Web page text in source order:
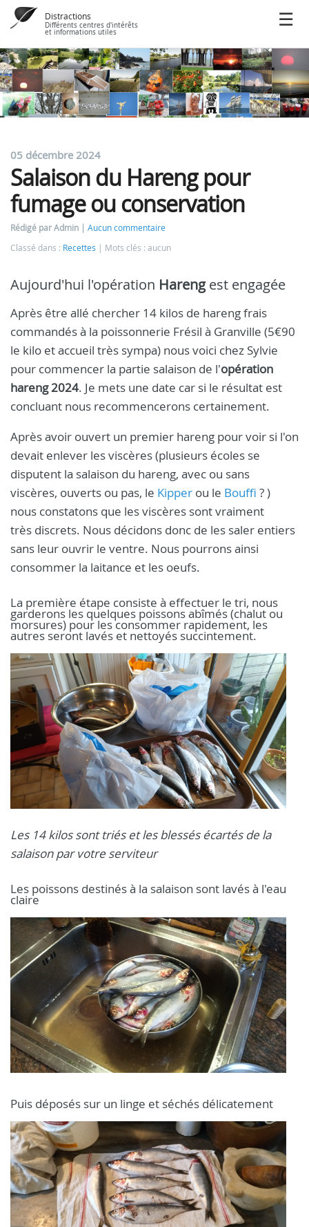
Distractions
Différents centres d'intérêts
et informations utiles
05 décembre 2024
Salaison du Hareng pour
fumage ou conservation
Rédigé par Admin
Aucun commentaire
Classé dans : Recettes Mots clés : aucun
Aujourd'hui l'opération Harengest engagée
Après être allé chercher 14 kilos de hareng frais
commandés à la poissonnerie Frésil à Granville (5€90
le kilo et accueil très sympa) nous voici chez Sylvie
pour commencer la partie salaison de l'opération
hareng 2024. Je mets une date car si le résultat est
concluant nous recommencerons certainement.
Après avoir ouvert un premier hareng pour voir si l'on
devait enlever les viscères (plusieurs écoles se
disputent la salaison du hareng, avec ou sans
viscères, ouverts ou pas, le Kipper ou le Bouffi ? )
nous constatons que les viscères sont vraiment
très discrets. Nous décidons donc de les saler entiers
sans leur ouvrir le ventre. Nous pourrons ainsi
consommer la laitance et les oeufs.
La première étape consiste à effectuer le tri, nous
garderons les quelques poissons abîmés (chalut ou
morsures) pour les consommer rapidement, les
autres seront lavés et nettoyés succintement.
Les 14 kilos sont triés et les blessés écartés de la
salaison par votre serviteur
Les poissons destinés à la salaison sont lavés à l'eau
claire
Puis déposés sur un linge et séchés délicatement